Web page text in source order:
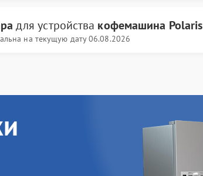
для устройства кофемашина Polaris
на текущую дату 06.08.2026